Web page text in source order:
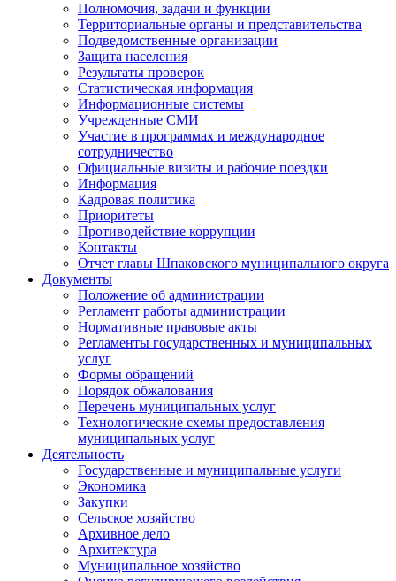
Полномочия, задачи и функции
Территориальные органы и представительства
Подведомственные организации
Защита населения
Результаты проверок
Статистическая информация
Информационные системы
Учрежденные СМИ
Участие в программах и международное
сотрудничество
Официальные визиты и рабочие поездки
Информация
Кадровая политика
Приоритеты
Противодействие коррупции
Контакты
Отчет главы Шпаковского муниципального округа
Документы
Положение об администрации
Регламент работы администрации
Нормативные правовые акты
Регламенты государственных и муниципальных
услуг
Формы обращений
Порядок обжалования
Перечень муниципальных услуг
Технологические схемы предоставления
муниципальных услуг
Деятельность
Государственные и муниципальные услуги
Экономика
Закупки
Сельское хозяйство
Архивное дело
Архитектура
Муниципальное хозяйство